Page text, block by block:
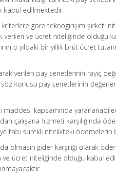
kabul edilmektedir.
kriterlere göre teknogirişim şirketi
ve ücret niteliğinde olduğu
o yıldaki bir yıllık brüt ücret
verilen pay senetlerinin rayiç
konusu pay senetlerinin
maddesi kapsamında
çalışana hizmeti karşılığında
tabi sürekli nitelikteki ödemelerin
olmasın gider karşılığı olarak
ücret niteliğinde olduğu kabul